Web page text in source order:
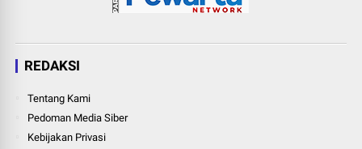
REDAKSI
Tentang Kami
Pedoman Media Siber
Kebijakan Privasi